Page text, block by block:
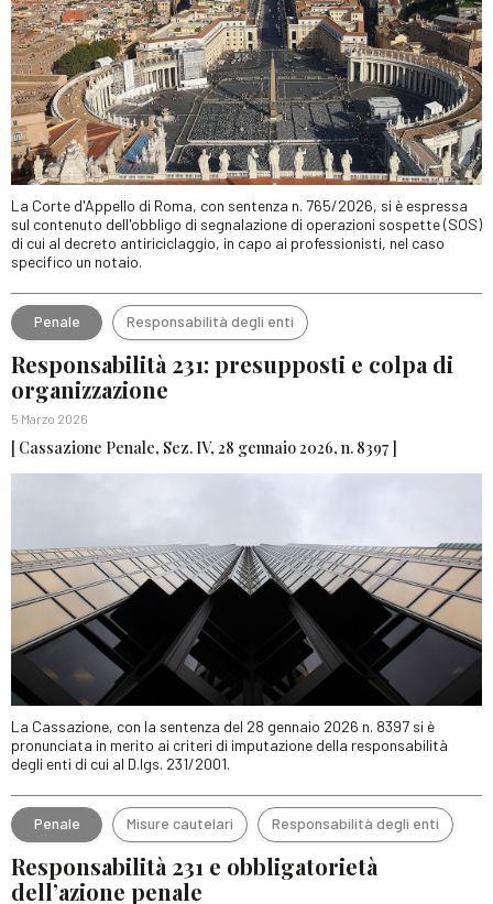
La Corte d'Appello di Roma, con sentenza n. 765/2026, si è espressa
sul contenuto dell'obbligo di segnalazione di operazioni sospette (SOS)
di cui al decreto antiriciclaggio, in capo ai professionisti, nel caso
specifico un notaio.
Penale Responsabilità degli enti
Responsabilità 231: presupposti e colpa di
organizzazione
5 Marzo 2026
[ Cassazione Penale, Sez. IV, 28 gennaio 2026, n. 8397 ]
La Cassazione, con la sentenza del 28 gennaio 2026 n. 8397 si è
pronunciata in merito ai criteri di imputazione della responsabilità
degli enti di cui al D.lgs. 231/2001.
Penale Misure cautelari Responsabilità degli enti
Responsabilità 231 e obbligatorietà
dell’azione penale